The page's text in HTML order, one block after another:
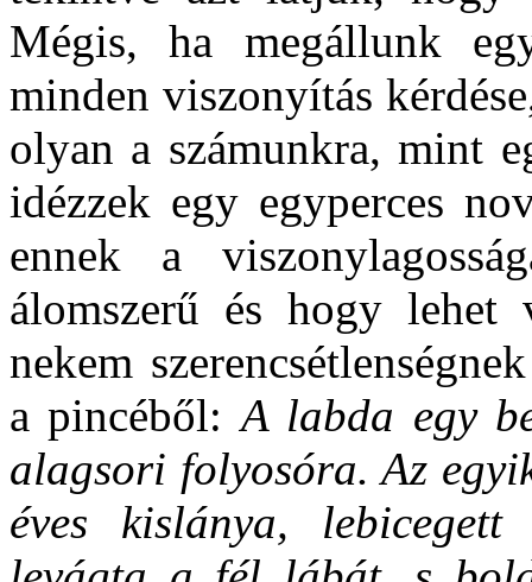
Mégis, ha megállunk
minden viszonyítás
olyan a számunkra, mint
idézzek egy egyperces
ennek a
álomszerű és hogy
nekem
a pincéből: A labda egy
alagsori folyosóra. Az
éves kislánya,